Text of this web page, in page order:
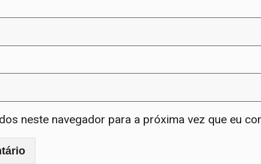
neste navegador para a próxima vez que eu